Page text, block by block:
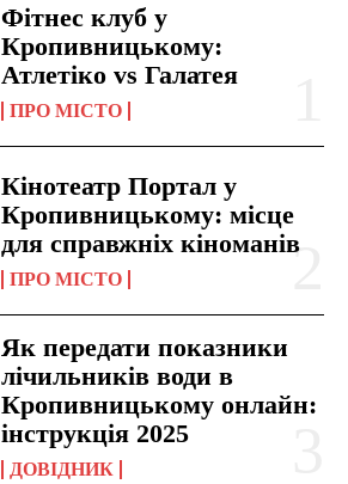
Фітнес клуб у
Кропивницькому:
Атлетіко vs Галатея
ПРО МІСТО
Кінотеатр Портал у
Кропивницькому: місце
для справжніх кіноманів
ПРО МІСТО
Як передати показники
лічильників води в
Кропивницькому онлайн:
інструкція 2025
ДОВІДНИК